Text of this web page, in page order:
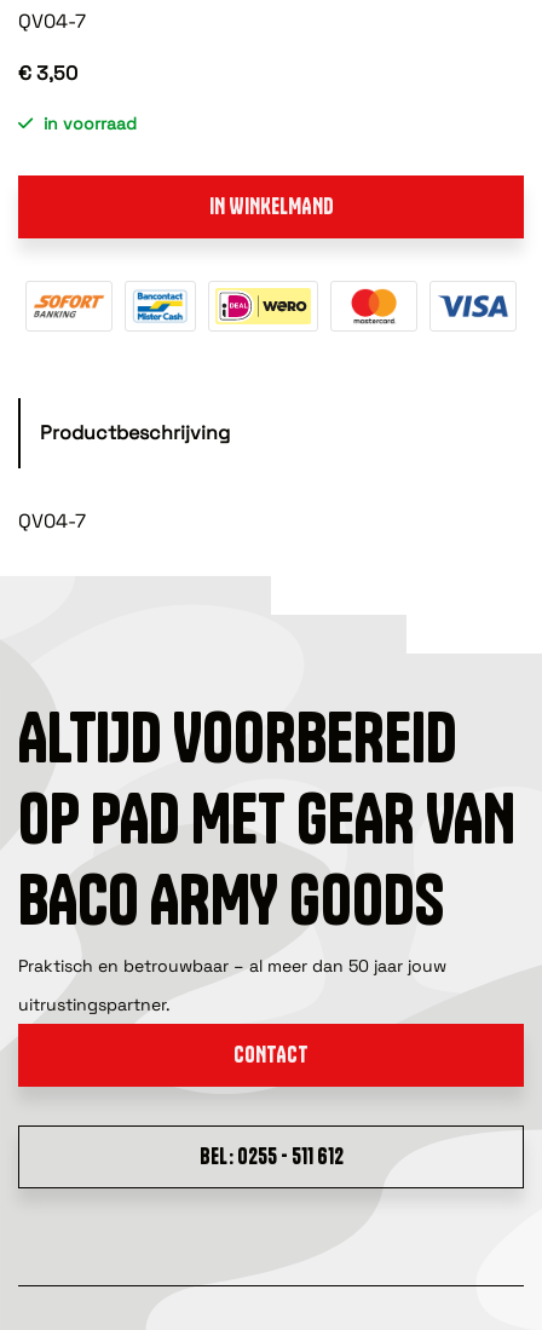
QV04-7
€ 3,50
in voorraad
IN WINKELMAND
Productbeschrijving
QV04-7
ALTIJD VOORBEREID
OP PAD MET GEAR VAN
BACO ARMY GOODS
Praktisch en betrouwbaar – al meer dan 50 jaar jouw
uitrustingspartner.
CONTACT
BEL: 0255 - 511 612